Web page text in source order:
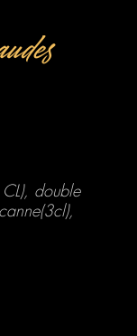
double